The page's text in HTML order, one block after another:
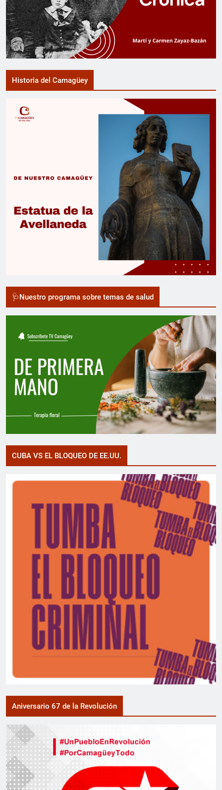
Historia del Camagüey
🩺Nuestro programa sobre temas de salud
CUBA VS EL BLOQUEO DE EE.UU.
Aniversario 67 de la Revolución